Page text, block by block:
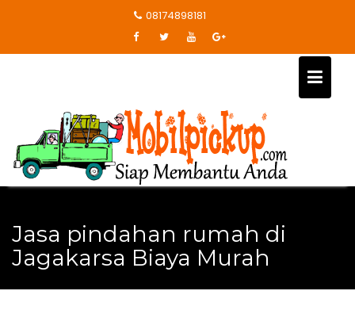
08174898181
Jasa pindahan rumah di
Jagakarsa Biaya Murah